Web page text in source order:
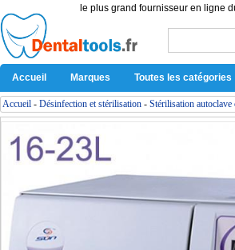
le plus grand fournisseur en ligne
Accueil Marques Toutes les catégories
Accueil - Désinfection et stérilisation - Stérilisation autoclave